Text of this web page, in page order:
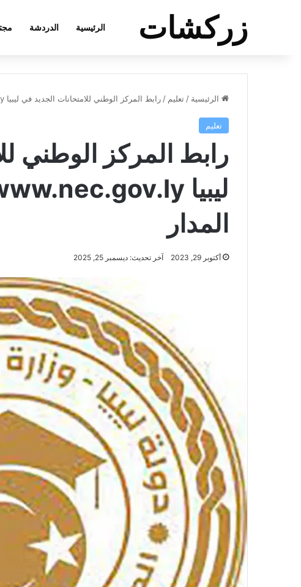
زركشات الرئيسية الدردشة
الرئيسية / تعليم / رابط المركز الوطني للامتحانات الجديد في ليبيا www.nec.gov.ly خدمات سحابة المدار
تعليم
رابط المركز الوطني
المدار
أكتوبر 29, 2023 آخر تحديث: ديسمبر 25, 2025